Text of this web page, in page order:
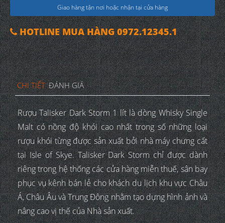
Giao hàng tận nơi hoặc nhận tại cửa hàng
HOTLINE MUA HÀNG 0972.12345.1
CHI TIẾT ĐÁNH GIÁ
Rượu Talisker Dark Storm 1 lít là dòng Whisky Single
Malt có nồng độ khói cao nhất trong số những loại
rượu khói từng được sản xuất bởi nhà máy chưng cất
tại Isle of Skye. Talisker Dark Storm chỉ được dành
riêng trong hệ thống các cửa hàng miễn thuế, sân bay
phục vụ kênh bán lẻ cho khách du lịch khu vực Châu
Á, Châu Âu và Trung Đông nhằm tạo dựng hình ảnh và
nâng cao vị thế của Nhà sản xuất.